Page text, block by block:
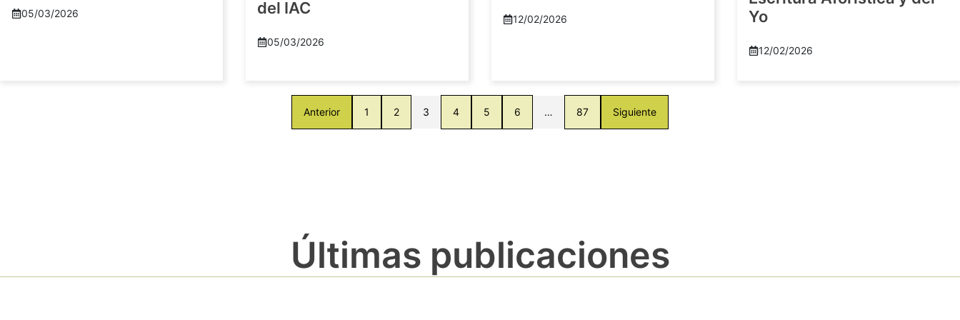
05/03/2026 del IAC
05/03/2026
12/02/2026
Yo
12/02/2026
Anterior 1 2 3 4 5 6 … 87 Siguiente
Últimas publicaciones